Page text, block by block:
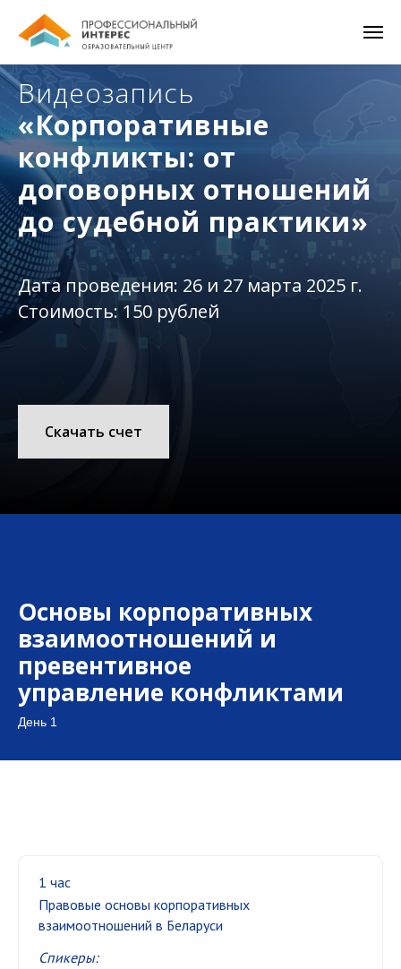
Видеозапись
«Корпоративные
конфликты: от
договорных отношений
до судебной практики»
Дата проведения: 26 и 27 марта 2025 г.
Стоимость: 150 рублей
Скачать счет
Основы корпоративных
взаимоотношений и
превентивное
управление конфликтами
День 1
1 час
Правовые основы корпоративных
взаимоотношений в Беларуси
Спикеры: